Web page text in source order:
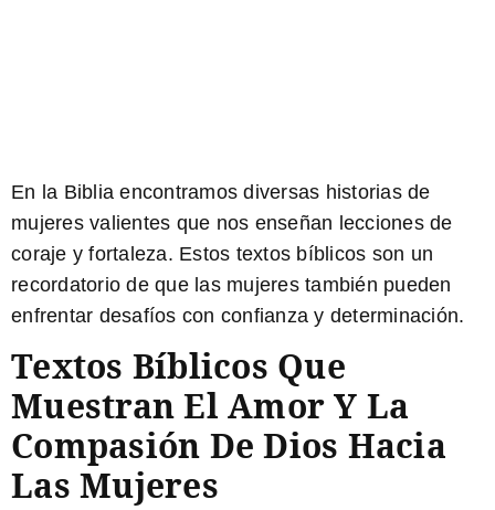
En la Biblia encontramos diversas historias de
mujeres valientes que nos enseñan lecciones de
coraje y fortaleza. Estos textos bíblicos son un
recordatorio de que las mujeres también pueden
enfrentar desafíos con confianza y determinación.
Textos Bíblicos Que
Muestran El Amor Y La
Compasión De Dios Hacia
Las Mujeres